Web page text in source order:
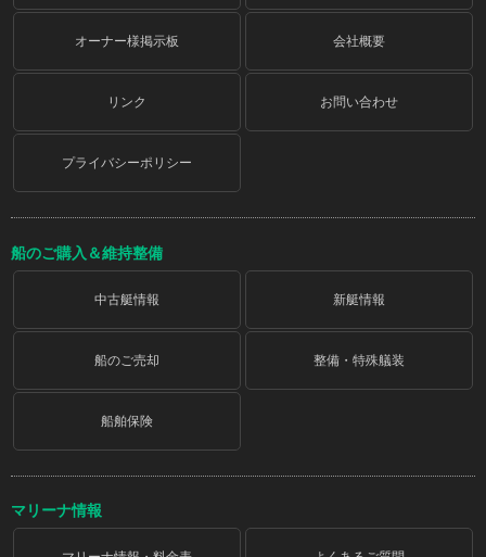
オーナー様掲示板 会社概要
リンク お問い合わせ
プライバシーポリシー
船のご購入＆維持整備
中古艇情報 新艇情報
船のご売却 整備・特殊艤装
船舶保険
マリーナ情報